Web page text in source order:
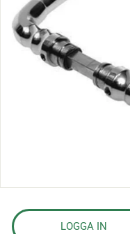
s
l
LOGGA IN